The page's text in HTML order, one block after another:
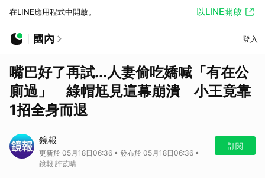
在LINE應用程式中開啟。 以LINE開啟
國內 登入
嘴巴好了再試...人妻偷吃嬌喊「有在公
廁過」 綠帽尪見這幕崩潰 小王竟靠
1招全身而退
鏡報
更新於 05月18日06:36 • 發布於 05月18日06:36 •
鏡報 許苡晴
訂閱